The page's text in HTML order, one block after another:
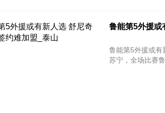
鲁能第5外援或
鲁能第5外援或有
苏宁，全场比赛